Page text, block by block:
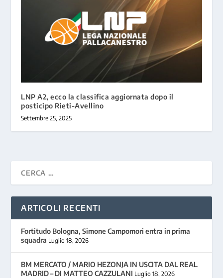
LNP A2, ecco la classifica aggiornata dopo il
posticipo Rieti-Avellino
Settembre 25, 2025
ARTICOLI RECENTI
Fortitudo Bologna, Simone Campomori entra in prima
squadra Luglio 18, 2026
BM MERCATO / MARIO HEZONJA IN USCITA DAL REAL
MADRID – DI MATTEO CAZZULANI Luglio 18, 2026